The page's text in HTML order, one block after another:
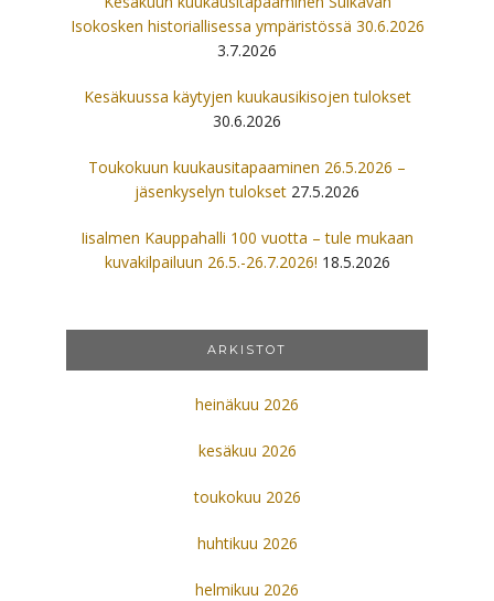
Isokosken historiallisessa ympäristössä 30.6.2026
3.7.2026
Kesäkuussa käytyjen kuukausikisojen tulokset
30.6.2026
Toukokuun kuukausitapaaminen 26.5.2026 –
jäsenkyselyn tulokset 27.5.2026
Iisalmen Kauppahalli 100 vuotta – tule mukaan
kuvakilpailuun 26.5.-26.7.2026! 18.5.2026
ARKISTOT
heinäkuu 2026
kesäkuu 2026
toukokuu 2026
huhtikuu 2026
helmikuu 2026